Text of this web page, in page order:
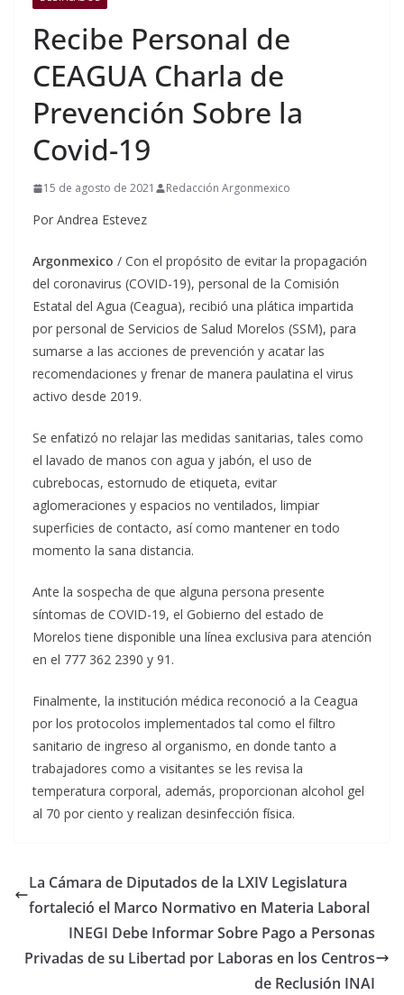
Recibe Personal de
CEAGUA Charla de
Prevención Sobre la
Covid-19
15 de agosto de 2021 Redacción Argonmexico
Por Andrea Estevez
Argonmexico / Con el propósito de evitar la propagación
del coronavirus (COVID-19), personal de la Comisión
Estatal del Agua (Ceagua), recibió una plática impartida
por personal de Servicios de Salud Morelos (SSM), para
sumarse a las acciones de prevención y acatar las
recomendaciones y frenar de manera paulatina el virus
activo desde 2019.
Se enfatizó no relajar las medidas sanitarias, tales como
el lavado de manos con agua y jabón, el uso de
cubrebocas, estornudo de etiqueta, evitar
aglomeraciones y espacios no ventilados, limpiar
superficies de contacto, así como mantener en todo
momento la sana distancia.
Ante la sospecha de que alguna persona presente
síntomas de COVID-19, el Gobierno del estado de
Morelos tiene disponible una línea exclusiva para atención
en el 777 362 2390 y 91.
Finalmente, la institución médica reconoció a la Ceagua
por los protocolos implementados tal como el filtro
sanitario de ingreso al organismo, en donde tanto a
trabajadores como a visitantes se les revisa la
temperatura corporal, además, proporcionan alcohol gel
al 70 por ciento y realizan desinfección física.
La Cámara de Diputados de la LXIV Legislatura
fortaleció el Marco Normativo en Materia Laboral
INEGI Debe Informar Sobre Pago a Personas
Privadas de su Libertad por Laboras en los Centros
de Reclusión INAI